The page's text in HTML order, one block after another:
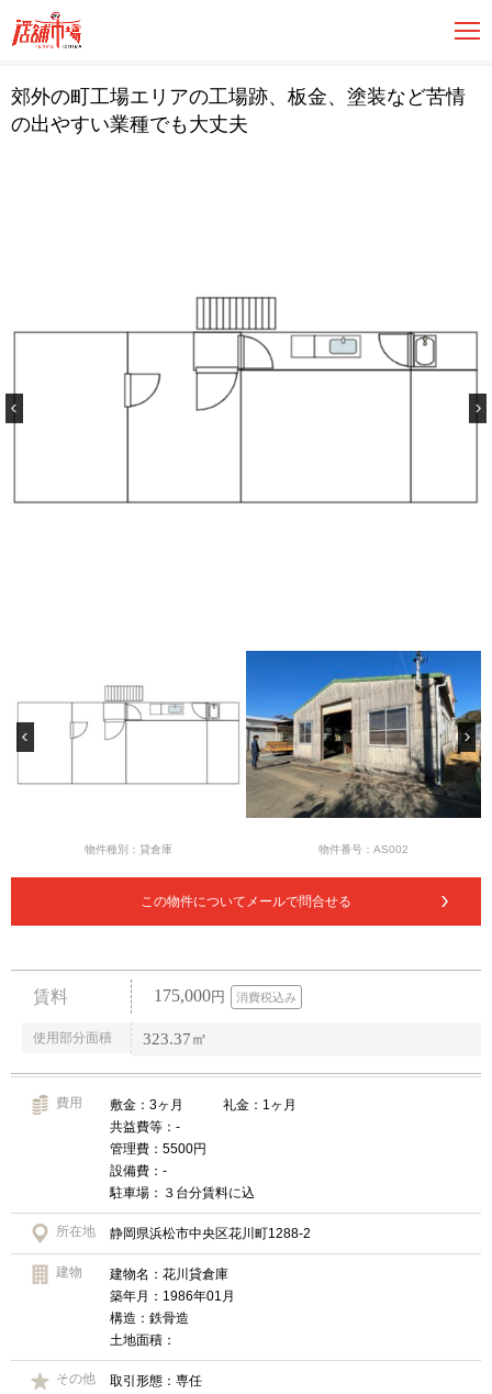
郊外の町工場エリアの工場跡、板金、塗装など苦情
の出やすい業種でも大丈夫
物件種別：貸倉庫 物件番号：AS002
この物件についてメールで問合せる
賃料 175,000円 消費税込み
使用部分面積 323.37㎡
費用
敷金：3ヶ月 礼金：1ヶ月
共益費等：-
管理費：5500円
設備費：-
駐車場：３台分賃料に込
所在地 静岡県浜松市中央区花川町1288-2
建物
建物名：花川貸倉庫
築年月：1986年01月
構造：鉄骨造
土地面積：
その他
取引形態：専任